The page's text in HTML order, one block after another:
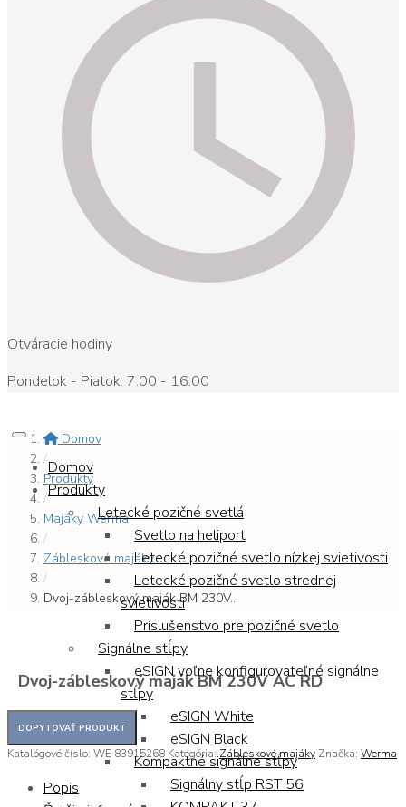
Otváracie hodiny
Pondelok - Piatok: 7:00 - 16:00
Domov
Produkty
Letecké pozičné svetlá
Svetlo na heliport
Letecké pozičné svetlo nízkej svietivosti
Letecké pozičné svetlo strednej
svietivosti
Príslušenstvo pre pozičné svetlo
Signálne stĺpy
eSIGN voľne konfigurovateľné signálne
stĺpy
eSIGN White
eSIGN Black
Kompaktné signálne stĺpy
Signálny stĺp RST 56
Domov
/
Produkty
/
Majáky Werma
/
Zábleskové majáky
/
Dvoj-zábleskový maják BM 230V...
Dvoj-zábleskový maják BM 230V AC RD
Katalógové číslo: WE 83915268 Kategória:Zábleskové majáky Značka: Werma
Popis